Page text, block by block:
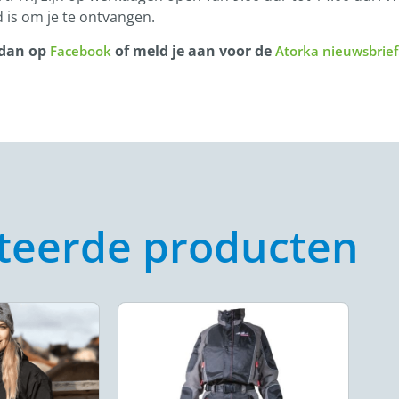
is om je te ontvangen.
op Facebook of meld je aan voor de Atorka nieuwsbrief
producten